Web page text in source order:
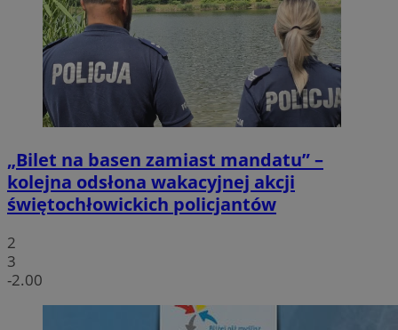
„Bilet na basen zamiast mandatu” –
kolejna odsłona wakacyjnej akcji
świętochłowickich policjantów
2
3
-2.00